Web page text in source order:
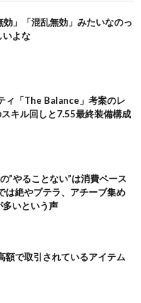
」「混乱無効」みたいなのっ
いよな
ィ「The Balance」考案のレ
キル回しと7.55最終装備構成
”やることない”は消費ペース
は絶やプテラ、アチーブ集め
いという声
額で取引されているアイテム